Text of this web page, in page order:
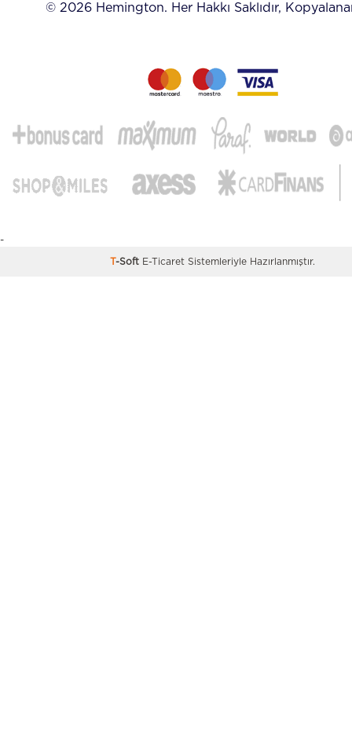
© 2026 Hemington. Her Hakkı Saklıdır,
-
T-Soft E-TicaretSistemleriyle Hazırlanmıştır.